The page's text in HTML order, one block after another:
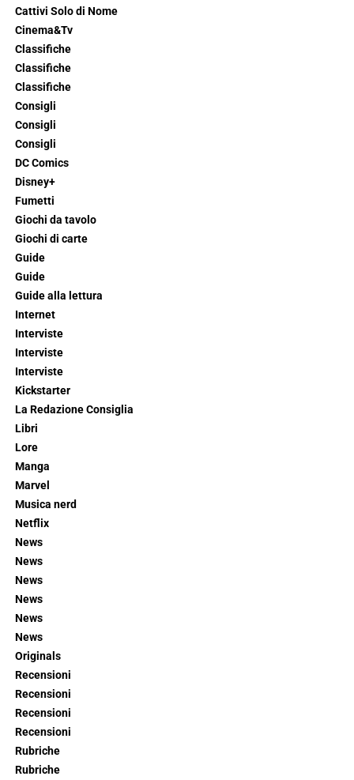
Cattivi Solo di Nome
Cinema&Tv
Classifiche
Classifiche
Classifiche
Consigli
Consigli
Consigli
DC Comics
Disney+
Fumetti
Giochi da tavolo
Giochi di carte
Guide
Guide
Guide alla lettura
Internet
Interviste
Interviste
Interviste
Kickstarter
La Redazione Consiglia
Libri
Lore
Manga
Marvel
Musica nerd
Netflix
News
News
News
News
News
News
Originals
Recensioni
Recensioni
Recensioni
Recensioni
Rubriche
Rubriche